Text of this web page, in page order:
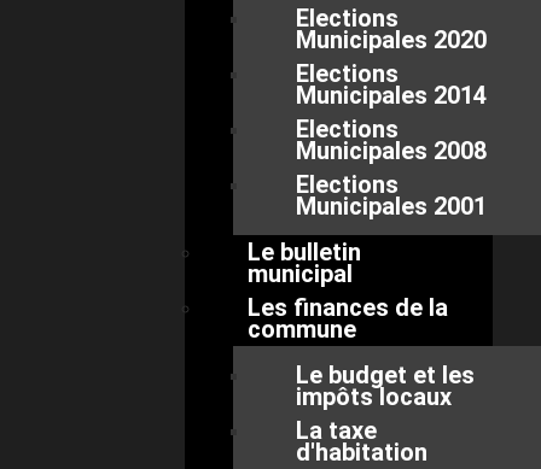
Elections
Municipales 2020
Elections
Municipales 2014
Elections
Municipales 2008
Elections
Municipales 2001
Le bulletin
municipal
Les finances de la
commune
Le budget et les
impôts locaux
La taxe
d'habitation